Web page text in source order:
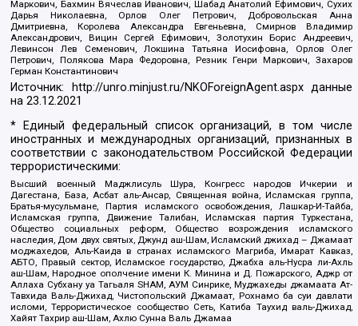
Маркович, Бахмин Вячеслав Иванович, Шабад Анатолий Ефимович, Сухих
Дарья Николаевна, Орлов Олег Петрович, Добровольская Анна
Дмитриевна, Королева Александра Евгеньевна, Смирнов Владимир
Александрович, Вицин Сергей Ефимович, Золотухин Борис Андреевич,
Левинсон Лев Семенович, Локшина Татьяна Иосифовна, Орлов Олег
Петрович, Полякова Мара Федоровна, Резник Генри Маркович, Захаров
Герман Константинович
Источник: http://unro.minjust.ru/NKOForeignAgent.aspxданные
на23.12.2021
* Единый федеральный список организаций, в том числе
иностранных и международных организаций, признанных в
соответствии с законодательством Российской Федерации
террористическими:
Высший военный Маджлисуль Шура, Конгресс народов Ичкерии и
Дагестана, База, Асбат аль-Ансар, Священная война, Исламская группа,
Братья-мусульмане, Партия исламского освобождения, Лашкар-И-Тайба,
Исламская группа, Движение Талибан, Исламская партия Туркестана,
Общество социальных реформ, Общество возрождения исламского
наследия, Дом двух святых, Джунд аш-Шам, Исламский джихад – Джамаат
моджахедов, Аль-Каида в странах исламского Магриба, Имарат Кавказ,
АБТО, Правый сектор, Исламское государство, Джабха аль-Нусра ли-Ахль
аш-Шам, Народное ополчение имени К. Минина и Д. Пожарского, Аджр от
Аллаха Субхану уа Тагьаля SHAM, АУМ Синрике, Муджахеды джамаата Ат-
Тавхида Валь-Джихад, Чистопольский Джамаат, Рохнамо ба суи давлати
исломи, Террористическое сообщество Сеть, Катиба Таухид валь-Джихад,
Хайят Тахрир аш-Шам, Ахлю Сунна Валь Джамаа